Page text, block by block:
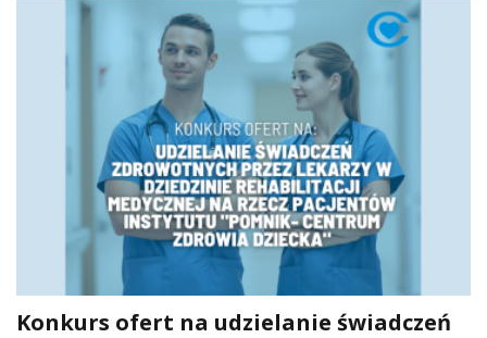
Konkurs ofert na udzielanie świadczeń